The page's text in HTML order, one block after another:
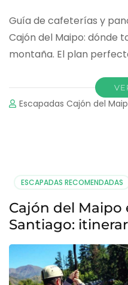
Guía de cafeterías y
Cajón del Maipo: dónde
montaña. El plan
Escapadas Cajón del
ESCAPADAS RECOMENDADAS
Cajón del Maipo
Santiago: